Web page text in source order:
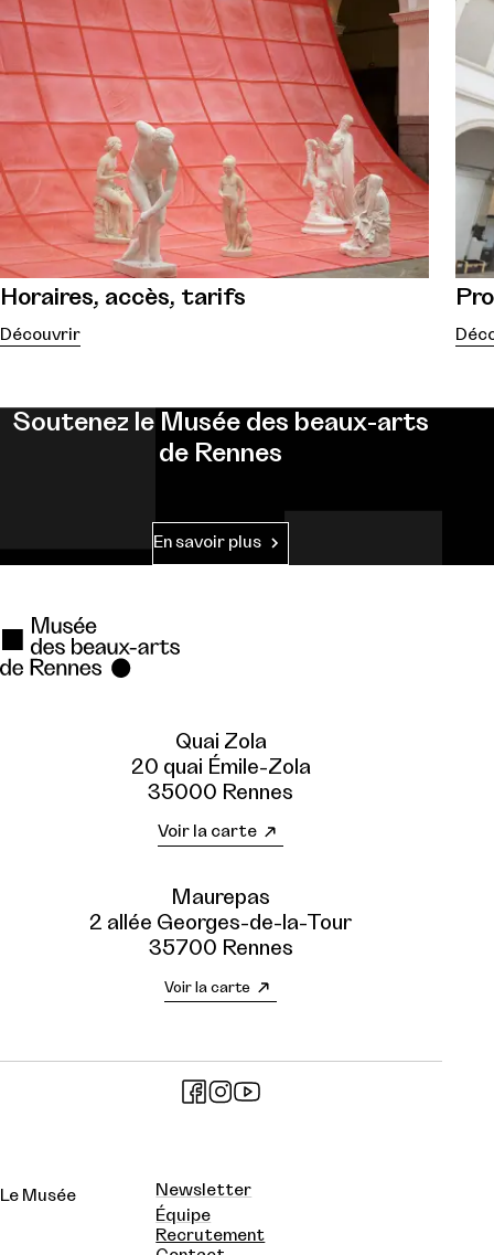
Horaires, accès, tarifs
Découvrir
Soutenez le Musée des beaux-arts
de Rennes
En savoir plus
Quai Zola
20 quai Émile-Zola
35000 Rennes
Voir la carte
Maurepas
2 allée Georges-de-la-Tour
35700 Rennes
Voir la carte
Le Musée
Newsletter
Équipe
Recrutement